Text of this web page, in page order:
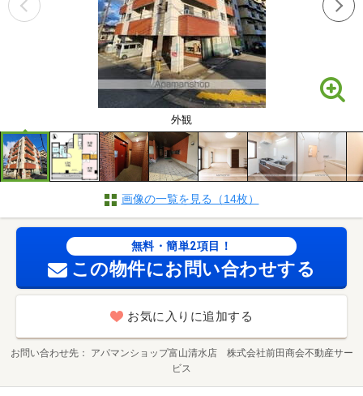
外観
画像の一覧を見る（14枚）
無料・簡単2項目！
この物件にお問い合わせする
お気に入りに追加する
お問い合わせ先
アパマンショップ富山清水店 株式会社前田商会不動産サー
ビス